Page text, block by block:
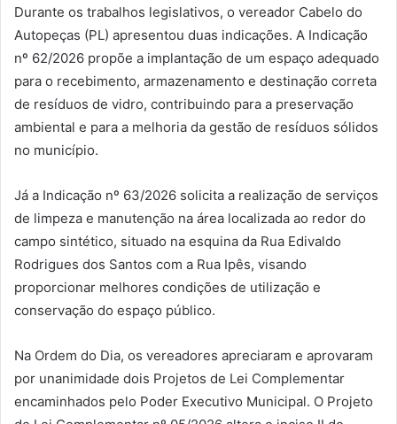
Durante os trabalhos legislativos, o vereador Cabelo do
Autopeças (PL) apresentou duas indicações. A Indicação
nº 62/2026 propõe a implantação de um espaço adequado
para o recebimento, armazenamento e destinação correta
de resíduos de vidro, contribuindo para a preservação
ambiental e para a melhoria da gestão de resíduos sólidos
no município.
Já a Indicação nº 63/2026 solicita a realização de serviços
de limpeza e manutenção na área localizada ao redor do
campo sintético, situado na esquina da Rua Edivaldo
Rodrigues dos Santos com a Rua Ipês, visando
proporcionar melhores condições de utilização e
conservação do espaço público.
Na Ordem do Dia, os vereadores apreciaram e aprovaram
por unanimidade dois Projetos de Lei Complementar
encaminhados pelo Poder Executivo Municipal. O Projeto